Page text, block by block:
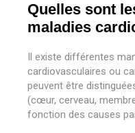
Quelles sont
maladies
Il existe différentes
cardiovasculaires ou
peuvent être
(cœur, cerveau,
fonction des causes